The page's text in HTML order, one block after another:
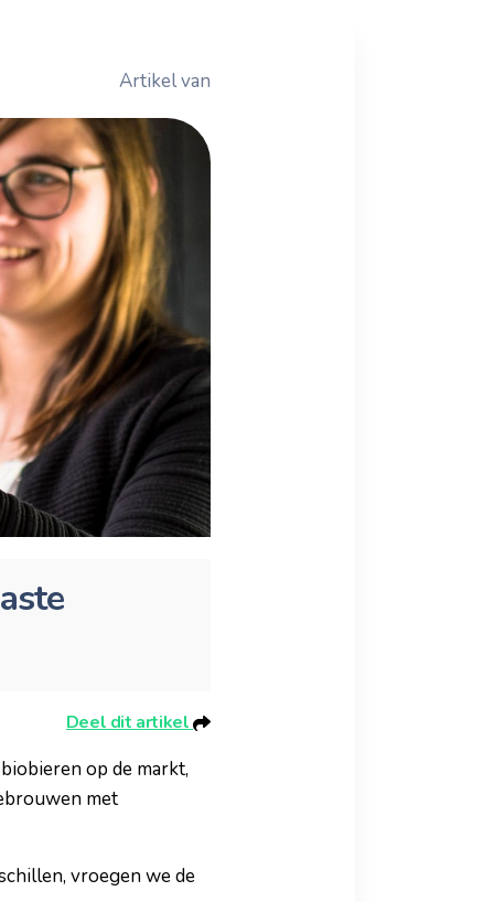
Artikel van
Deel dit artikel
op de markt,
met
vroegen we de